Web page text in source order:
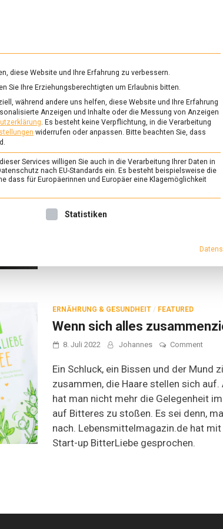
ERNÄHRUNG & GESUNDHEIT/FEATURED
Kulinarische Blütenträume:
Blumen essen!
26. August 2022 Johannes
Blumen machen sich nicht nur auf dem
ERNÄHRUNG & GESUNDHEIT / FEATURED
Wenn sich alles
8. Juli 2022 Johannes Commenton
sich
Ein Schluck, ein Bissen und der Mund
zusammen, die Haare stellen sich
hat man nicht mehr die Gelegenheit
auf Bitteres zu stoßen. Es sei denn,
nach. Lebensmittelmagazin.de hat
Start-up BitterLiebe gesprochen.
diese Website und Ihre Erfahrung zu verbessern.
Sie Ihre Erziehungsberechtigten um Erlaubnis bitten.
während andere uns helfen, diese Website und Ihre Erfahrung
Anzeigen und Inhalte oder die Messung von Anzeigen
. Es besteht keine Verpflichtung, in die Verarbeitung
widerrufen oder anpassen. Bitte beachten Sie, dass
Services willigen Sie auch in die Verarbeitung Ihrer Daten in
nach EU-Standards ein. Es besteht beispielsweise die
dass für Europäerinnen und Europäer eine Klagemöglichkeit
kann. Die erste Service-Gruppe ist essenziell
Statistiken